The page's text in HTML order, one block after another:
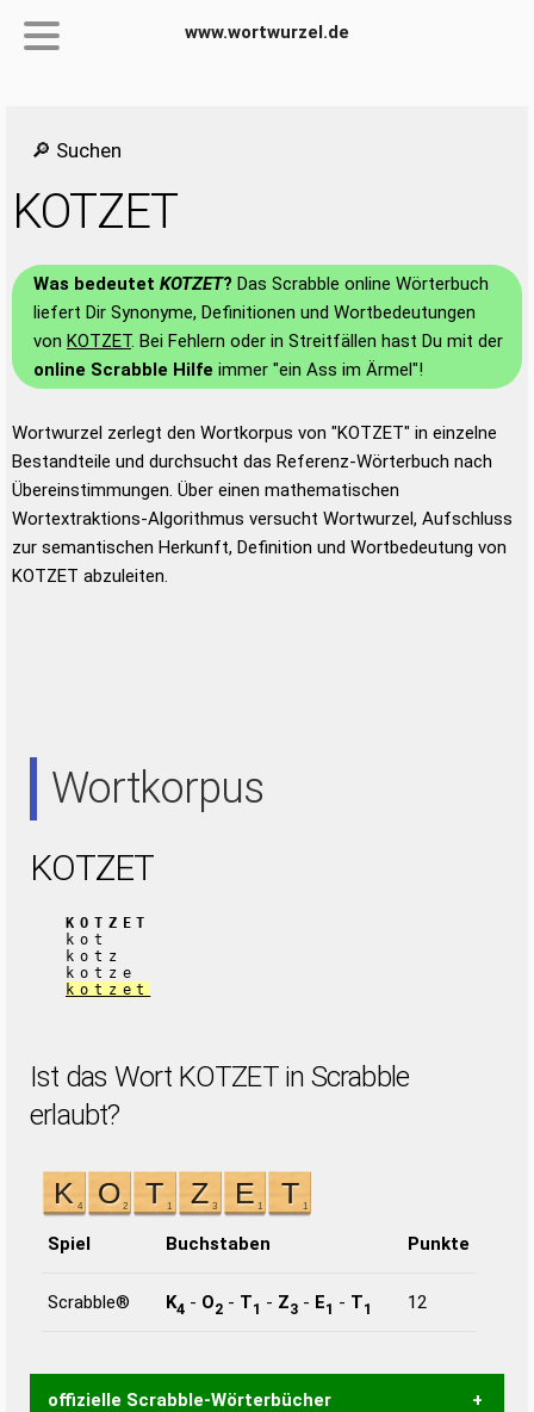
www.wortwurzel.de
🔎 Suchen
KOTZET
Was bedeutet KOTZET? Das Scrabble online Wörterbuch
liefert Dir Synonyme, Definitionen und Wortbedeutungen
von KOTZET. Bei Fehlern oder in Streitfällen hast Du mit der
online Scrabble Hilfe immer "ein Ass im Ärmel"!
Wortwurzel zerlegt den Wortkorpus von "KOTZET" in einzelne
Bestandteile und durchsucht das Referenz-Wörterbuch nach
Übereinstimmungen. Über einen mathematischen
Wortextraktions-Algorithmus versucht Wortwurzel, Aufschluss
zur semantischen Herkunft, Definition und Wortbedeutung von
KOTZET abzuleiten.
Wortkorpus
KOTZET
KOTZET
kot
kotz
kotze
kotzet
Ist das Wort KOTZET in Scrabble
erlaubt?
Spiel Buchstaben Punkte
Scrabble® K4 - O2 - T1 - Z3 - E1 - T1 12
offizielle Scrabble-Wörterbücher